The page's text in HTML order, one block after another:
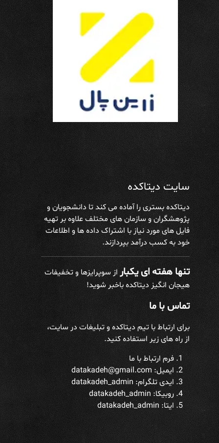
سایت دیتاکده
دیتاکده بستری را آماده می کند تا دانشجویان و
پژوهشگران و سازمان های مختلف علاوه بر تهیه
فایل های مورد نیاز با اشتراک داده ها و اطلاعات
خود به کسب درآمد بپردازند.
تنها هفته ای یکباراز سوپرایزها و تخفیفات
هیجان انگیز دیتاکده باخبر شوید!
تماس با ما
برای ارتباط با تیم دیتاکده و تبلیغات در سایت،
از راه های زیر استفاده کنید.
فرم ارتباط با ما
ایمیل: datakadeh@gmail.com
ایدی تلگرام:datakadeh_admin
روبیکا: datakadeh_admin
ایتا: datakadeh_admin